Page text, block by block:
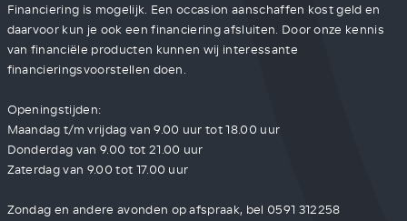
Financiering is mogelijk. Een occasion aanschaffen kost geld en
daarvoor kun je ook een financiering afsluiten. Door onze kennis
van financiële producten kunnen wij interessante
financieringsvoorstellen doen.
Openingstijden:
Maandag t/m vrijdag van 9.00 uur tot 18.00 uur
Donderdag van 9.00 tot 21.00 uur
Zaterdag van 9.00 tot 17.00 uur
Zondag en andere avonden op afspraak, bel 0591 312258